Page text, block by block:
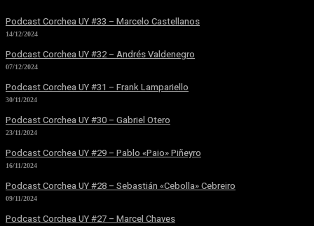
Podcast Corchea UY #33 – Marcelo Castellanos
14/12/2024
Podcast Corchea UY #32 – Andrés Valdenegro
07/12/2024
Podcast Corchea UY #31 – Frank Lampariello
30/11/2024
Podcast Corchea UY #30 – Gabriel Otero
23/11/2024
Podcast Corchea UY #29 – Pablo «Paio» Piñeyro
16/11/2024
Podcast Corchea UY #28 – Sebastián «Cebolla» Cebreiro
09/11/2024
Podcast Corchea UY #27 – Marcel Chaves